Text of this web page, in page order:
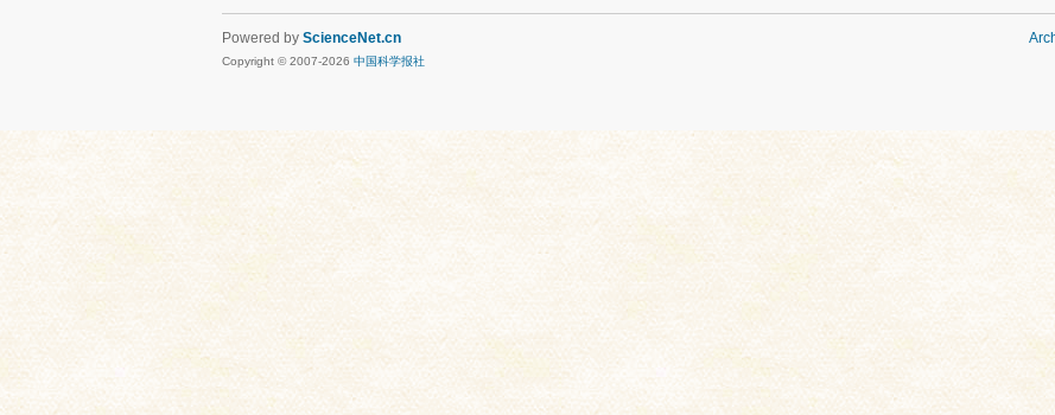
Powered by ScienceNet.cn
Copyright © 2007-2026 中国科学报社